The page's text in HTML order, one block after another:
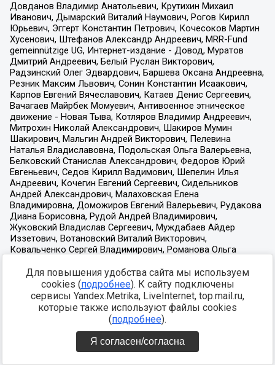
Для повышения удобства сайта мы используем
cookies (подробнее). К сайту подключены
сервисы Yandex.Metrika, LiveInternet, top.mail.ru,
которые также используют файлы cookies
(подробнее).
Я согласен/согласна